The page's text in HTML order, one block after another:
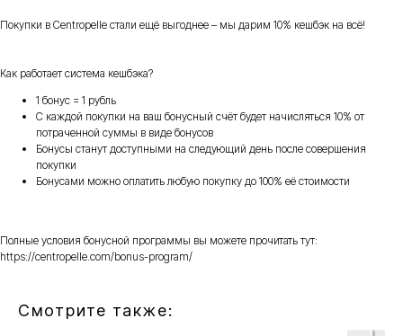
Покупки в Centropelle стали ещё выгоднее – мы дарим 10% кешбэк на всё!
Как работает система кешбэка?
1 бонус = 1 рубль
С каждой покупки на ваш бонусный счёт будет начисляться 10% от
потраченной суммы в виде бонусов
Бонусы станут доступными на следующий день после совершения
покупки
Бонусами можно оплатить любую покупку до 100% её стоимости
Полные условия бонусной программы вы можете прочитать тут:
https://centropelle.com/bonus-program/
Смотрите также: